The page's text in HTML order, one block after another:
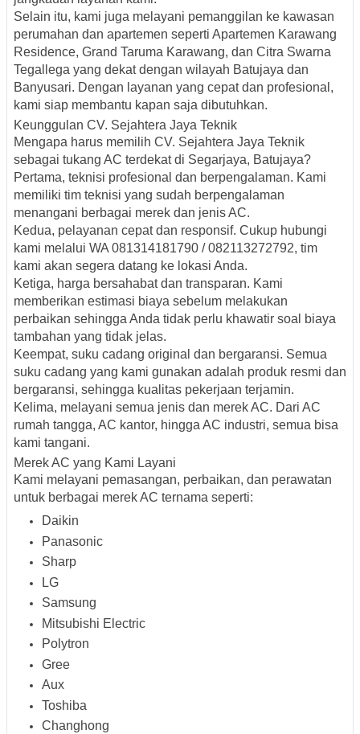
Selain itu, kami juga melayani pemanggilan ke kawasan
perumahan dan apartemen seperti Apartemen Karawang
Residence, Grand Taruma Karawang, dan Citra Swarna
Tegallega yang dekat dengan wilayah Batujaya dan
Banyusari. Dengan layanan yang cepat dan profesional,
kami siap membantu kapan saja dibutuhkan.
Keunggulan CV. Sejahtera Jaya Teknik
Mengapa harus memilih CV. Sejahtera Jaya Teknik
sebagai tukang AC terdekat di Segarjaya, Batujaya?
Pertama, teknisi profesional dan berpengalaman. Kami
memiliki tim teknisi yang sudah berpengalaman
menangani berbagai merek dan jenis AC.
Kedua, pelayanan cepat dan responsif. Cukup hubungi
kami melalui WA 081314181790 / 082113272792, tim
kami akan segera datang ke lokasi Anda.
Ketiga, harga bersahabat dan transparan. Kami
memberikan estimasi biaya sebelum melakukan
perbaikan sehingga Anda tidak perlu khawatir soal biaya
tambahan yang tidak jelas.
Keempat, suku cadang original dan bergaransi. Semua
suku cadang yang kami gunakan adalah produk resmi dan
bergaransi, sehingga kualitas pekerjaan terjamin.
Kelima, melayani semua jenis dan merek AC. Dari AC
rumah tangga, AC kantor, hingga AC industri, semua bisa
kami tangani.
Merek AC yang Kami Layani
Kami melayani pemasangan, perbaikan, dan perawatan
untuk berbagai merek AC ternama seperti:
Daikin
Panasonic
Sharp
LG
Samsung
Mitsubishi Electric
Polytron
Gree
Aux
Toshiba
Changhong